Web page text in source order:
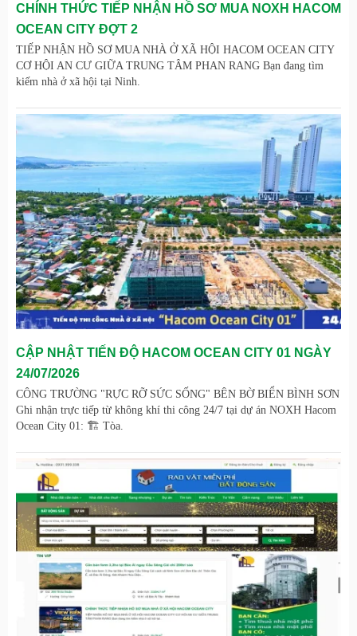
CHÍNH THỨC TIẾP NHẬN HỒ SƠ MUA NOXH HACOM
OCEAN CITY ĐỢT 2
TIẾP NHẬN HỒ SƠ MUA NHÀ Ở XÃ HỘI HACOM OCEAN CITY
CƠ HỘI AN CƯ GIỮA TRUNG TÂM PHAN RANG Bạn đang tìm
kiếm nhà ở xã hội tại Ninh.
CẬP NHẬT TIẾN ĐỘ HACOM OCEAN CITY 01 NGÀY
24/07/2026
CÔNG TRƯỜNG "RỰC RỠ SỨC SỐNG" BÊN BỜ BIỂN BÌNH SƠN
Ghi nhận trực tiếp từ không khí thi công 24/7 tại dự án NOXH Hacom
Ocean City 01: 🏗️ Tòa.